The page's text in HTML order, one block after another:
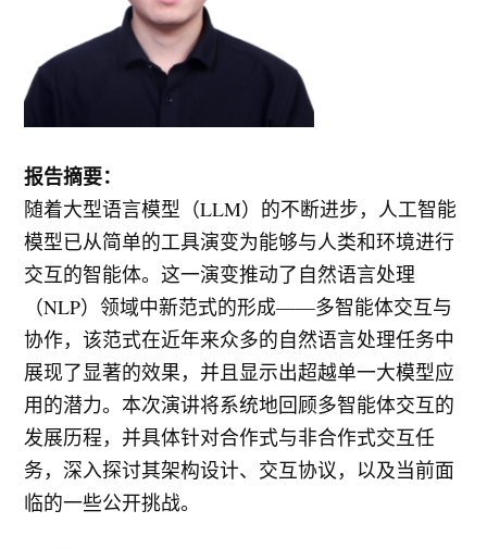
报告摘要：
随着大型语言模型（LLM）的不断进步，人工智能
模型已从简单的工具演变为能够与人类和环境进行
交互的智能体。这一演变推动了自然语言处理
（NLP）领域中新范式的形成——多智能体交互与
协作，该范式在近年来众多的自然语言处理任务中
展现了显著的效果，并且显示出超越单一大模型应
用的潜力。本次演讲将系统地回顾多智能体交互的
发展历程，并具体针对合作式与非合作式交互任
务，深入探讨其架构设计、交互协议，以及当前面
临的一些公开挑战。